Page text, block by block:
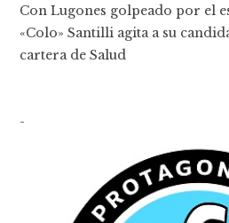
Con Lugones golpeado por el
«Colo» Santilli agita a su
cartera de Salud
-